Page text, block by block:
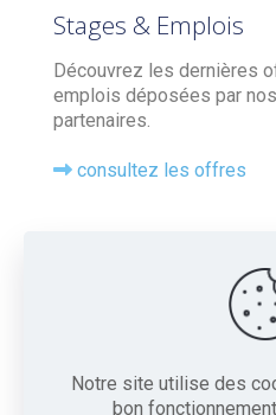
Stages & Emplois
Découvrez les dernières
emplois déposées par
partenaires.
consultez les offres
16 Chemin de la
Notre site utilise des
bon